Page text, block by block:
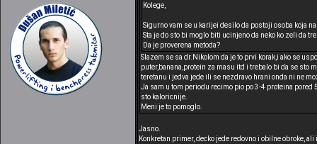
Kolege,
Sigurno vam se u karijei desilo da postoji osoba koja
Sta je do sto bi moglo biti ucinjeno da neko ko zeli da
Da je proverena metoda?
Slazem se sa dr.Nikolom da je to prvi korak,i ako se
puter,banana,protein za masu itd i trebalo bi da se sto
teretanu i jedva jede ili se nezdravo hrani onda ni ne
Ja sam u tom periodu recimo pio po 3-4 proteina
sto kaloricnije.
Meni je to pomoglo.
Jasno.
Konkretan primer, decko jede redovno i obilne obroke,